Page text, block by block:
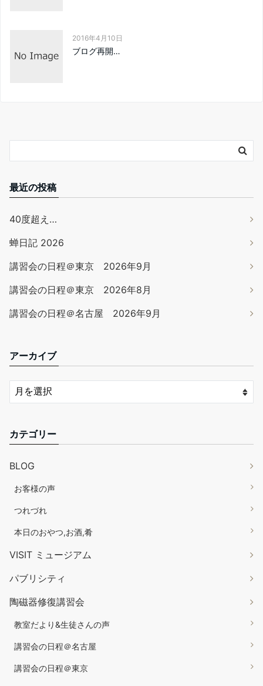
2016年4月10日
ブログ再開…
最近の投稿
40度超え…
蝉日記 2026
講習会の日程＠東京 2026年9月
講習会の日程＠東京 2026年8月
講習会の日程＠名古屋 2026年9月
アーカイブ
カテゴリー
BLOG
お客様の声
つれづれ
本日のおやつ,お酒,肴
VISIT ミュージアム
パブリシティ
陶磁器修復講習会
教室だより&生徒さんの声
講習会の日程＠名古屋
講習会の日程＠東京